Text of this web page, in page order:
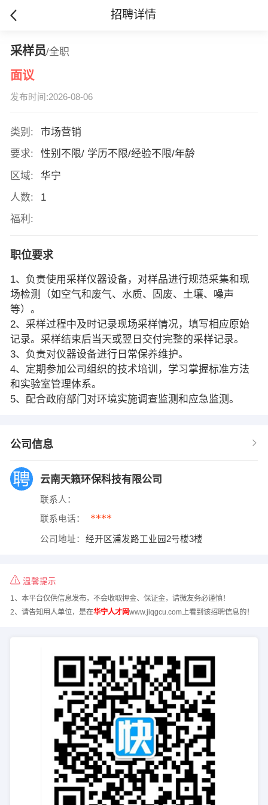
招聘详情
采样员/全职
面议
发布时间:2026-08-06
类别:
市场营销
要求:
性别不限/ 学历不限/经验不限/年龄
区域:
华宁
人数:
1
福利:
职位要求
1、负责使用采样仪器设备，对样品进行规范采集和现
场检测（如空气和废气、水质、固废、土壤、噪声
等）。
2、采样过程中及时记录现场采样情况，填写相应原始
记录。采样结束后当天或翌日交付完整的采样记录。
3、负责对仪器设备进行日常保养维护。
4、定期参加公司组织的技术培训，学习掌握标准方法
和实验室管理体系。
5、配合政府部门对环境实施调查监测和应急监测。
公司信息
云南天籁环保科技有限公司
联系人：
联系电话： ****
公司地址： 经开区浦发路工业园2号楼3楼
温馨提示
1、本平台仅供信息发布，不会收取押金、保证金，请微友务必谨慎！
2、请告知用人单位，是在华宁人才网www.jiqgcu.com上看到该招聘信息的！